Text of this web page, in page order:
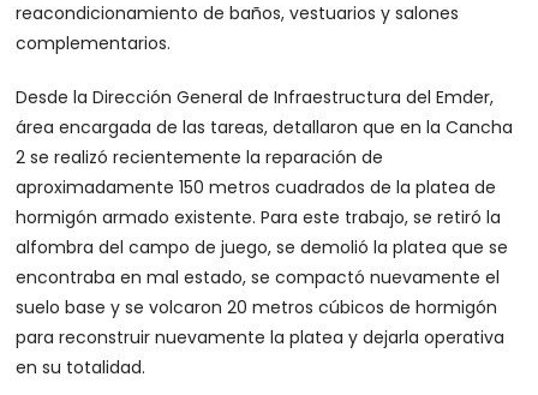
reacondicionamiento de baños, vestuarios y salones
complementarios.
Desde la Dirección General de Infraestructura del Emder,
área encargada de las tareas, detallaron que en la Cancha
2 se realizó recientemente la reparación de
aproximadamente 150 metros cuadrados de la platea de
hormigón armado existente. Para este trabajo, se retiró la
alfombra del campo de juego, se demolió la platea que se
encontraba en mal estado, se compactó nuevamente el
suelo base y se volcaron 20 metros cúbicos de hormigón
para reconstruir nuevamente la platea y dejarla operativa
en su totalidad.